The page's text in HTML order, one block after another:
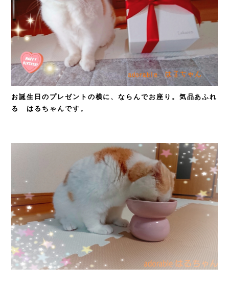
お誕生日のプレゼントの横に、ならんでお座り。気品あふれ
る はるちゃんです。